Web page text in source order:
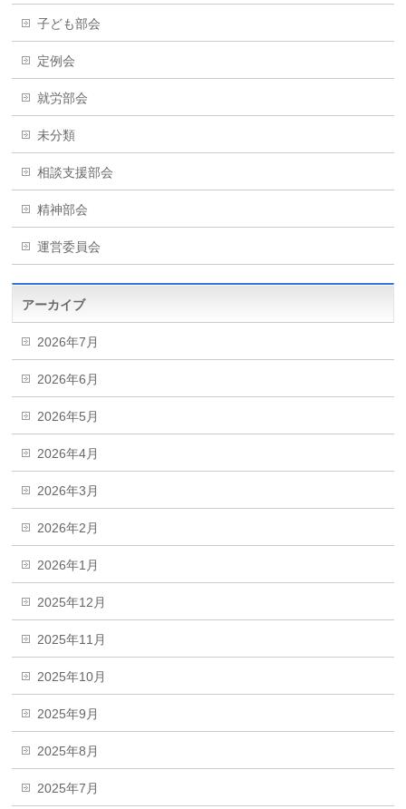
子ども部会
定例会
就労部会
未分類
相談支援部会
精神部会
運営委員会
アーカイブ
2026年7月
2026年6月
2026年5月
2026年4月
2026年3月
2026年2月
2026年1月
2025年12月
2025年11月
2025年10月
2025年9月
2025年8月
2025年7月